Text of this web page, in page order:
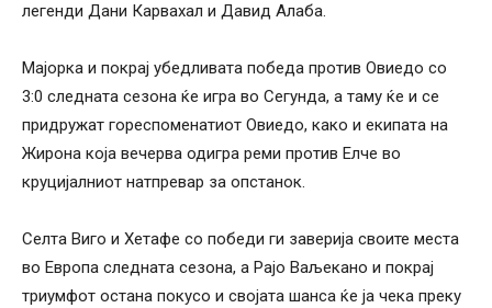
легенди Дани Карвахал и Давид Алаба.
Мајорка и покрај убедливата победа против Овиедо со
3:0 следната сезона ќе игра во Сегунда, а таму ќе и се
придружат гореспоменатиот Овиедо, како и екипата на
Жирона која вечерва одигра реми против Елче во
круцијалниот натпревар за опстанок.
Селта Виго и Хетафе со победи ги заверија своите места
во Европа следната сезона, а Рајо Ваљекано и покрај
триумфот остана покусо и својата шанса ќе ја чека преку